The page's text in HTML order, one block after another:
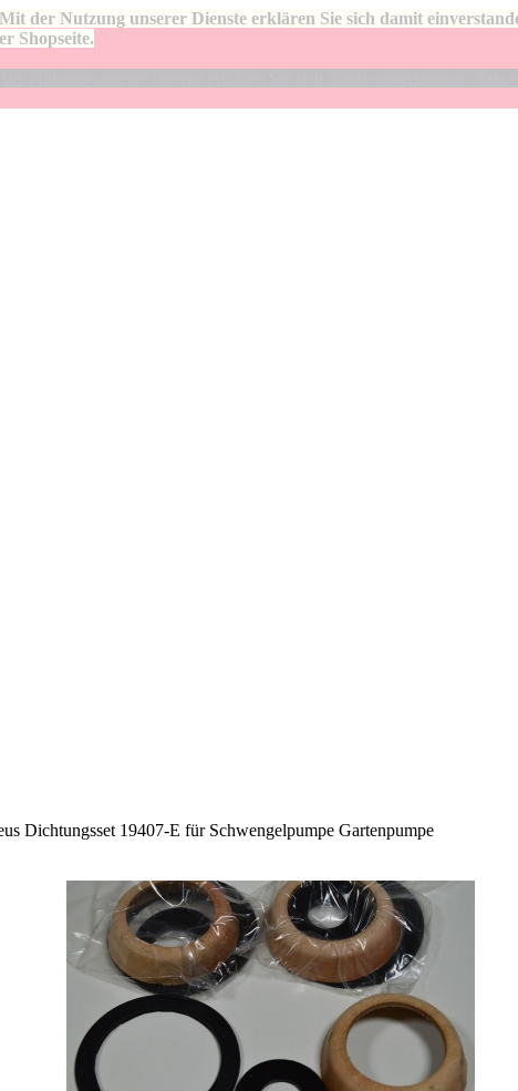
der Nutzung unserer Dienste erklären Sie sich damit
Shopseite.
Dichtungsset 19407-E für Schwengelpumpe Gartenpumpe